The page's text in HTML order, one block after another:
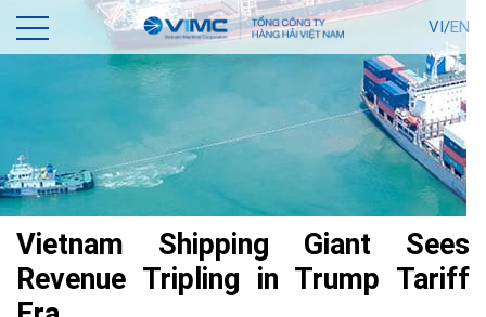
VI/EN
Vietnam Shipping Giant Sees
Revenue Tripling in Trump Tariff